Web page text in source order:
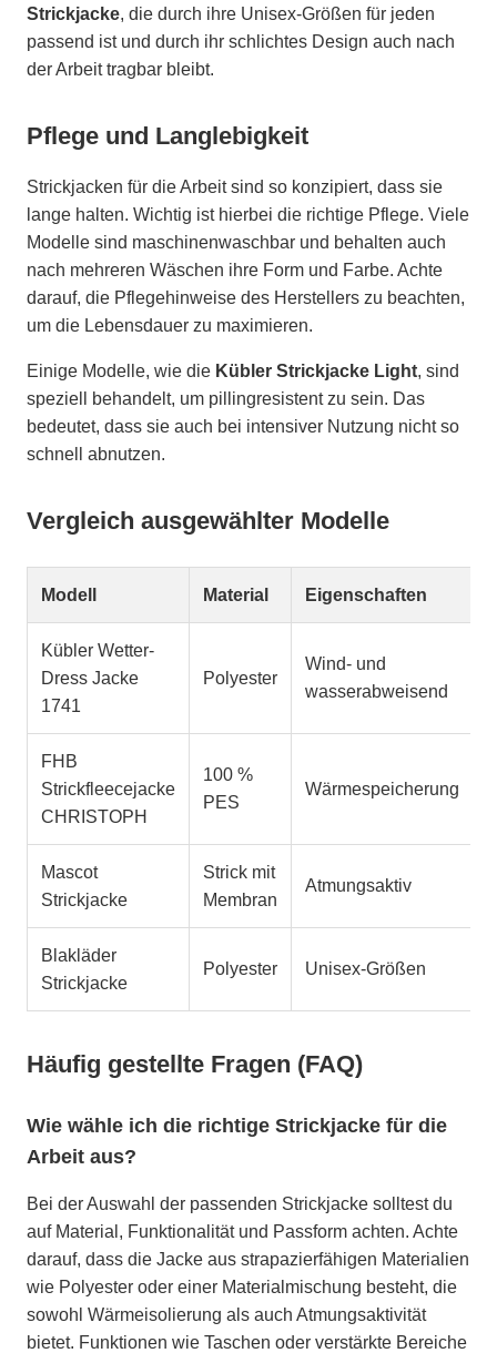
Strickjacke, die durch ihre Unisex-Größen für jeden
passend ist und durch ihr schlichtes Design auch nach
der Arbeit tragbar bleibt.
Pflege und Langlebigkeit
Strickjacken für die Arbeit sind so konzipiert, dass sie
lange halten. Wichtig ist hierbei die richtige Pflege. Viele
Modelle sind maschinenwaschbar und behalten auch
nach mehreren Wäschen ihre Form und Farbe. Achte
darauf, die Pflegehinweise des Herstellers zu beachten,
um die Lebensdauer zu maximieren.
Einige Modelle, wie die Kübler Strickjacke Light, sind
speziell behandelt, um pillingresistent zu sein. Das
bedeutet, dass sie auch bei intensiver Nutzung nicht so
schnell abnutzen.
Vergleich ausgewählter Modelle
Modell Material Eigenschaften
Kübler Wetter-
Dress Jacke
1741
Polyester
Wind- und
wasserabweisend
FHB
Strickfleecejacke
CHRISTOPH
100 %
PES
Wärmespeicherung
Mascot
Strickjacke
Strick mit
Membran
Atmungsaktiv
Blakläder
Strickjacke
Polyester Unisex-Größen
Häufig gestellte Fragen (FAQ)
Wie wähle ich die richtige Strickjacke für die
Arbeit aus?
Bei der Auswahl der passenden Strickjacke solltest du
auf Material, Funktionalität und Passform achten. Achte
darauf, dass die Jacke aus strapazierfähigen Materialien
wie Polyester oder einer Materialmischung besteht, die
sowohl Wärmeisolierung als auch Atmungsaktivität
bietet. Funktionen wie Taschen oder verstärkte Bereiche